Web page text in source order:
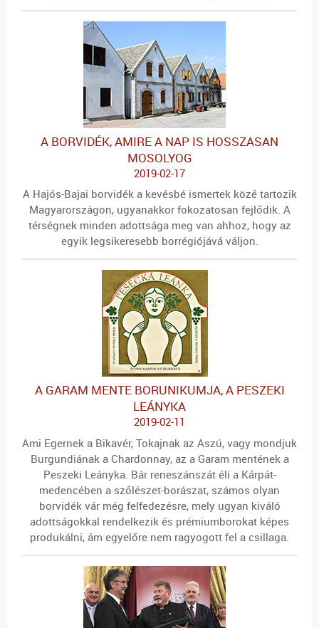
A BORVIDÉK, AMIRE A NAP IS HOSSZASAN
MOSOLYOG
2019-02-17
A Hajós-Bajai borvidék a kevésbé ismertek közé tartozik
Magyarországon, ugyanakkor fokozatosan fejlődik. A
térségnek minden adottsága meg van ahhoz, hogy az
egyik legsikeresebb borrégiójává váljon.
A GARAM MENTE BORUNIKUMJA, A PESZEKI
LEÁNYKA
2019-02-11
Ami Egernek a Bikavér, Tokajnak az Aszú, vagy mondjuk
Burgundiának a Chardonnay, az a Garam mentének a
Peszeki Leányka. Bár reneszánszát éli a Kárpát-
medencében a szőlészet-borászat, számos olyan
borvidék vár még felfedezésre, mely ugyan kiváló
adottságokkal rendelkezik és prémiumborokat képes
produkálni, ám egyelőre nem ragyogott fel a csillaga.